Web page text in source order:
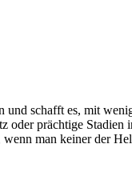
schafft es, mit
oder prächtige
man keiner der